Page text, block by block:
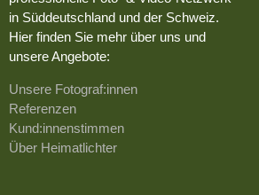
in Süddeutschland und der Schweiz.
Hier finden Sie mehr über uns und
unsere Angebote:
Unsere Fotograf:innen
Referenzen
Kund:innenstimmen
Über Heimatlichter